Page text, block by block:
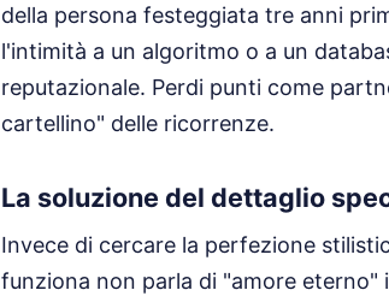
della persona festeggiata tre anni
l'intimità a un algoritmo o a un
reputazionale. Perdi punti come
cartellino" delle ricorrenze.
La soluzione del dettaglio
Invece di cercare la perfezione
funziona non parla di "amore